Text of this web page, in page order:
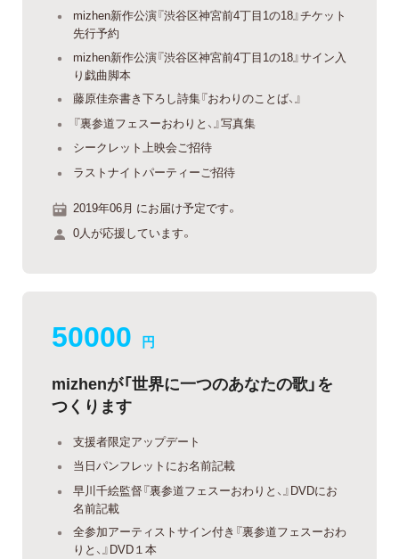
mizhen新作公演『渋谷区神宮前4丁目1の18』チケット
先行予約
mizhen新作公演『渋谷区神宮前4丁目1の18』サイン入
り戯曲脚本
藤原佳奈書き下ろし詩集『おわりのことば、』
『裏参道フェスーおわりと、』写真集
シークレット上映会ご招待
ラストナイトパーティーご招待
2019年06月 にお届け予定です。
0人が応援しています。
50000 円
mizhenが「世界に一つのあなたの歌」を
つくります
支援者限定アップデート
当日パンフレットにお名前記載
早川千絵監督『裏参道フェスーおわりと、』DVDにお
名前記載
全参加アーティストサイン付き『裏参道フェスーおわ
りと、』DVD１本